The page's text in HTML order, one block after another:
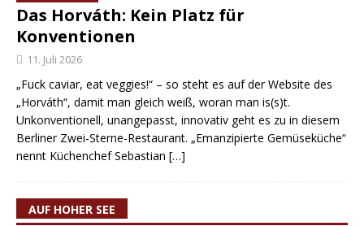
Das Horváth: Kein Platz für
Konventionen
11. Juli 2026
„Fuck caviar, eat veggies!“ – so steht es auf der Website des
„Horváth“, damit man gleich weiß, woran man is(s)t.
Unkonventionell, unangepasst, innovativ geht es zu in diesem
Berliner Zwei-Sterne-Restaurant. „Emanzipierte Gemüseküche“
nennt Küchenchef Sebastian […]
AUF HOHER SEE